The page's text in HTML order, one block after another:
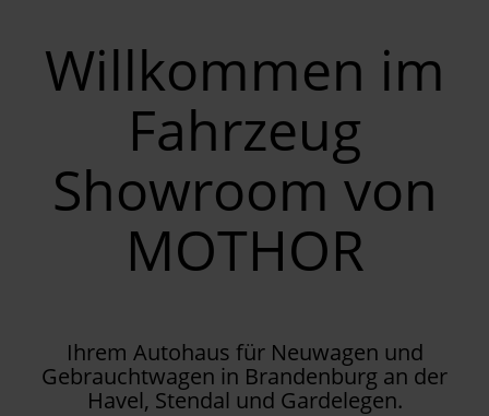
Willkommen im
Fahrzeug
Showroom von
MOTHOR
Ihrem Autohaus für Neuwagen und
Gebrauchtwagen in Brandenburg an der
Havel, Stendal und Gardelegen.